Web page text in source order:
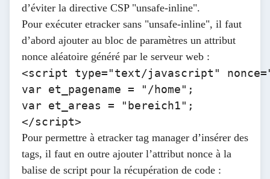
d’éviter la directive CSP "unsafe-inline".
Pour exécuter etracker sans "unsafe-inline", il faut
d’abord ajouter au bloc de paramètres un attribut
nonce aléatoire généré par le serveur web :
<script type="text/javascript"
var et_pagename = "/home";
var et_areas = "bereich1";
</script>
Pour permettre à etracker tag manager d’insérer des
tags, il faut en outre ajouter l’attribut nonce à la
balise de script pour la récupération de code :